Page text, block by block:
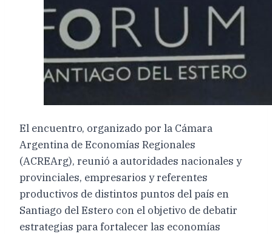
El encuentro, organizado por la Cámara
Argentina de Economías Regionales
(ACREArg), reunió a autoridades nacionales y
provinciales, empresarios y referentes
productivos de distintos puntos del país en
Santiago del Estero con el objetivo de debatir
estrategias para fortalecer las economías